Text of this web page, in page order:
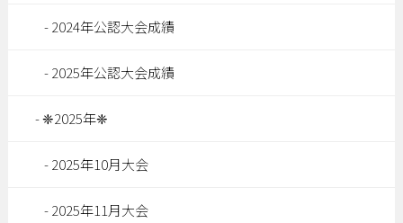
2024年公認大会成績
2025年公認大会成績
❈2025年❈
2025年10月大会
2025年11月大会